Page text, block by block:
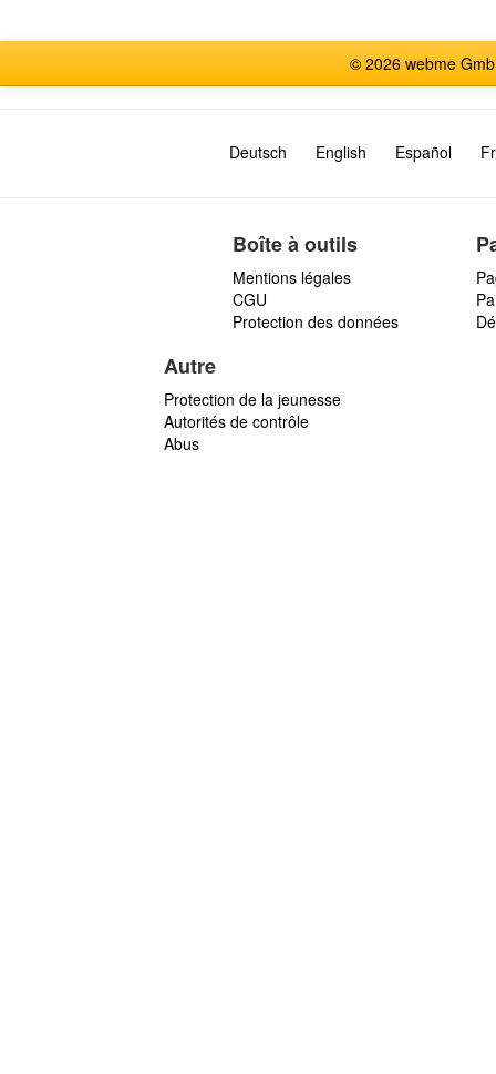
© 2026 webme
Deutsch English Español
Boîte à outils
Mentions légales
CGU
Protection des données
Autre
Protection de la jeunesse
Autorités de contrôle
Abus